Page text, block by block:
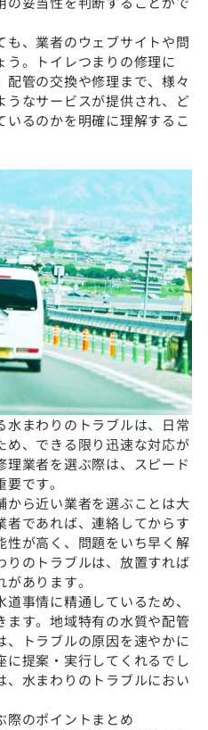
、業者のウェブサイトや問
う。トイレつまりの修理に
管の交換や修理まで、様々
うなサービスが提供され、ど
るのかを明確に理解するこ
水まわりのトラブルは、日常
め、できる限り迅速な対応が
業者を選ぶ際は、スピード
です。
から近い業者を選ぶことは大
者であれば、連絡してからす
性が高く、問題をいち早く解
りのトラブルは、放置すれば
あります。
事情に精通しているため、
ます。地域特有の水質や配管
、トラブルの原因を速やかに
提案・実行してくれるでし
、水まわりのトラブルにおい
際のポイントまとめ